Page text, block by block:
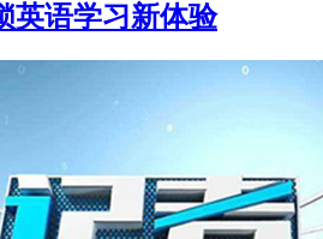
英语学习新体验